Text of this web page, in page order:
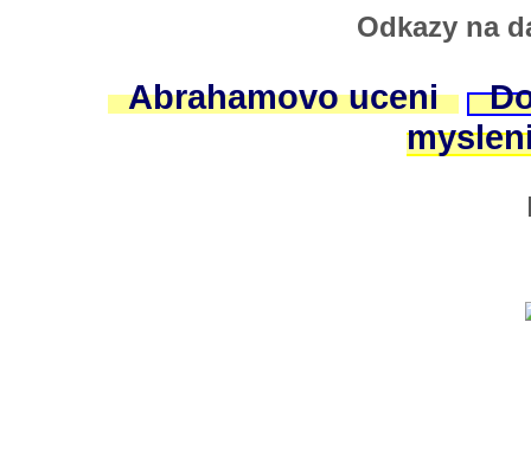
Odkazy na
Abrahamovo uceni